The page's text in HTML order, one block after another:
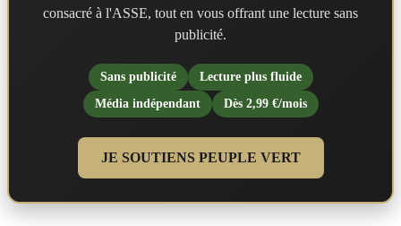
consacré à l'ASSE, tout en vous offrant une lecture sans
publicité.
Sans publicité
Lecture plus fluide
Média indépendant
Dès 2,99 €/mois
JE SOUTIENS PEUPLE VERT